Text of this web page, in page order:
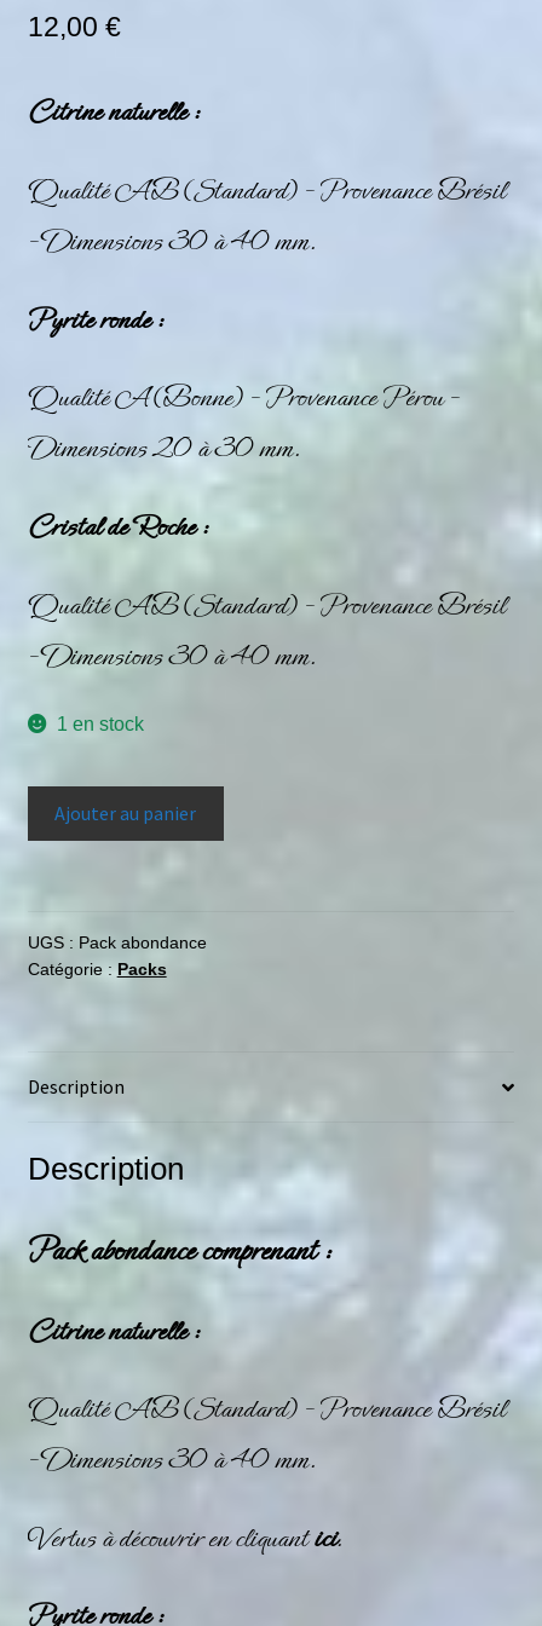
12,00 €
Citrine naturelle :
Qualité AB (Standard) – Provenance Brésil
– Dimensions 30 à 40 mm.
Pyrite ronde :
Qualité A (Bonne) – Provenance Pérou –
Dimensions 20 à 30 mm.
Cristal de Roche :
Qualité AB (Standard) – Provenance Brésil
– Dimensions 30 à 40 mm.
1 en stock
Ajouter au panier
UGS : Pack abondance
Catégorie : Packs
Description
Description
Pack abondance comprenant :
Citrine naturelle :
Qualité AB (Standard) – Provenance Brésil
– Dimensions 30 à 40 mm.
Vertus à découvrir en cliquantici.
Pyrite ronde :